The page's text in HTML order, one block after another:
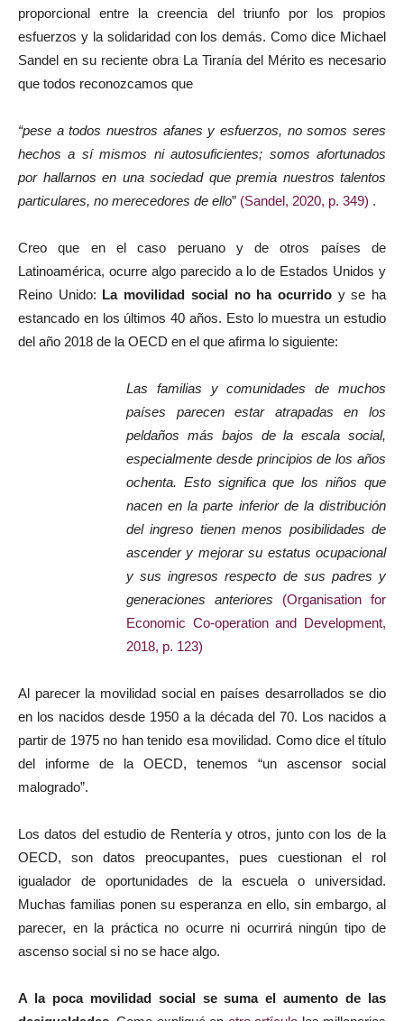
proporcional entre la creencia del triunfo por los propios
esfuerzos y la solidaridad con los demás. Como dice Michael
Sandel en su reciente obra La Tiranía del Mérito es necesario
que todos reconozcamos que
“pese a todos nuestros afanes y esfuerzos, no somos seres
hechos a sí mismos ni autosuficientes; somos afortunados
por hallarnos en una sociedad que premia nuestros talentos
particulares, no merecedores de ello” (Sandel, 2020, p. 349) .
Creo que en el caso peruano y de otros países de
Latinoamérica, ocurre algo parecido a lo de Estados Unidos y
Reino Unido: La movilidad social no ha ocurrido y se ha
estancado en los últimos 40 años. Esto lo muestra un estudio
del año 2018 de la OECD en el que afirma lo siguiente:
Las familias y comunidades de muchos
países parecen estar atrapadas en los
peldaños más bajos de la escala social,
especialmente desde principios de los años
ochenta. Esto significa que los niños que
nacen en la parte inferior de la distribución
del ingreso tienen menos posibilidades de
ascender y mejorar su estatus ocupacional
y sus ingresos respecto de sus padres y
generaciones anteriores
(Organisation for
Economic Co-operation and Development,
2018, p. 123)
Al parecer la movilidad social en países desarrollados se dio
en los nacidos desde 1950 a la década del 70. Los nacidos a
partir de 1975 no han tenido esa movilidad. Como dice el título
del informe de la OECD, tenemos “un ascensor social
malogrado”.
Los datos del estudio de Rentería y otros, junto con los de la
OECD, son datos preocupantes, pues cuestionan el rol
igualador de oportunidades de la escuela o universidad.
Muchas familias ponen su esperanza en ello, sin embargo, al
parecer, en la práctica no ocurre ni ocurrirá ningún tipo de
ascenso social si no se hace algo.
A la poca movilidad social se suma el aumento de las